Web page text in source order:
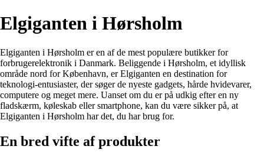
Elgiganten i Hørsholm
Elgiganten i Hørsholm er en af de mest populære butikker for
forbrugerelektronik i Danmark. Beliggende i Hørsholm, et idyllisk
område nord for København, er Elgiganten en destination for
teknologi-entusiaster, der søger de nyeste gadgets, hårde hvidevarer,
computere og meget mere. Uanset om du er på udkig efter en ny
fladskærm, køleskab eller smartphone, kan du være sikker på, at
Elgiganten i Hørsholm har det, du har brug for.
En bred vifte af produkter